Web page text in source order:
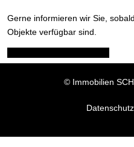
Gerne informieren wir Sie,
Objekte verfügbar sind.
© Immobilien
Datenschutz